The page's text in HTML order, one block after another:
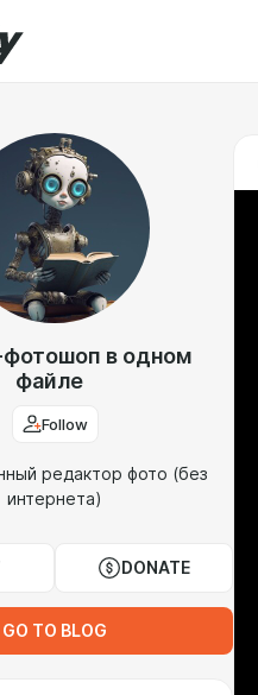
в одном
файле
Follow
редактор фото (без
интернета)
DONATE
GO TO BLOG